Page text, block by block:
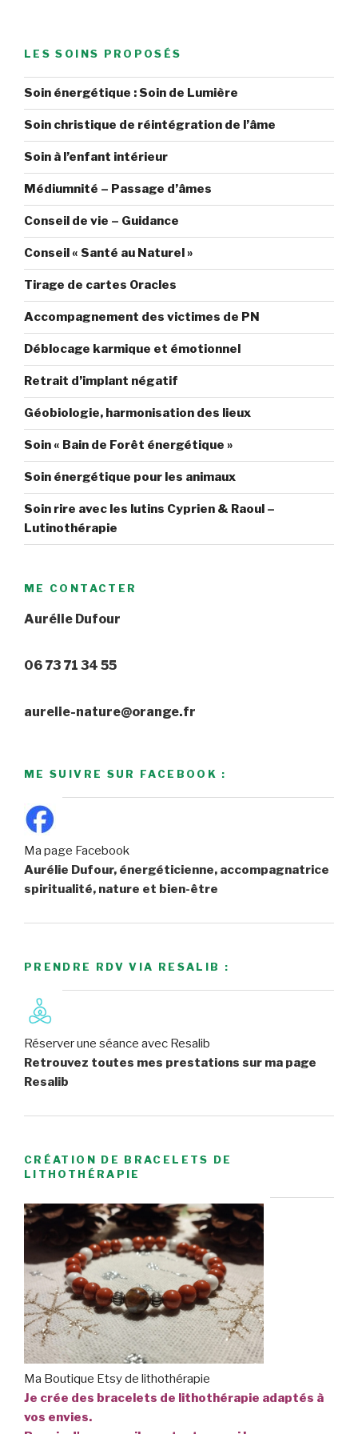
LES SOINS PROPOSÉS
Soin énergétique : Soin de Lumière
Soin christique de réintégration de l’âme
Soin à l’enfant intérieur
Médiumnité – Passage d’âmes
Conseil de vie – Guidance
Conseil « Santé au Naturel »
Tirage de cartes Oracles
Accompagnement des victimes de PN
Déblocage karmique et émotionnel
Retrait d’implant négatif
Géobiologie, harmonisation des lieux
Soin « Bain de Forêt énergétique »
Soin énergétique pour les animaux
Soin rire avec les lutins Cyprien & Raoul –
Lutinothérapie
ME CONTACTER
Aurélie Dufour
06 73 71 34 55
aurelie-nature@orange.fr
ME SUIVRE SUR FACEBOOK :
Ma page Facebook
Aurélie Dufour, énergéticienne, accompagnatrice
spiritualité, nature et bien-être
PRENDRE RDV VIA RESALIB :
Réserver une séance avec Resalib
Retrouvez toutes mes prestations sur ma page
Resalib
CRÉATION DE BRACELETS DE
LITHOTHÉRAPIE
Ma Boutique Etsy de lithothérapie
Je crée des bracelets de lithothérapie adaptés à
vos envies.